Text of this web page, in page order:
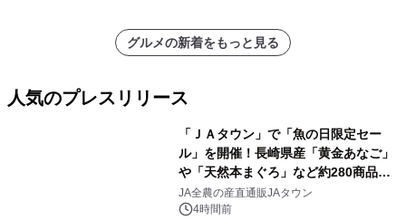
グルメの新着をもっと見る
人気のプレスリリース
「ＪＡタウン」で「魚の日限定セー
ル」を開催！長崎県産「黄金あなご」
や「天然本まぐろ」など約280商品を
販売！～毎月１０日の定例企画～
JA全農の産直通販JAタウン
4時間前